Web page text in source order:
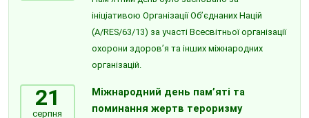
ініціативою Організації Об’єднаних Націй
(A/RES/63/13) за участі Всесвітньої організації
охорони здоров’я та інших міжнародних
організацій.
21
серпня
Міжнародний день пам’яті та
поминання жертв тероризму